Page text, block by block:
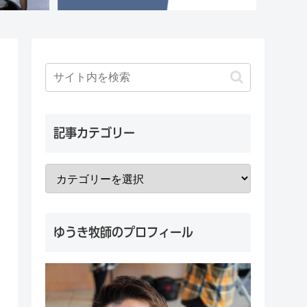
記事カテゴリー
ゆうき牧師のプロフィール